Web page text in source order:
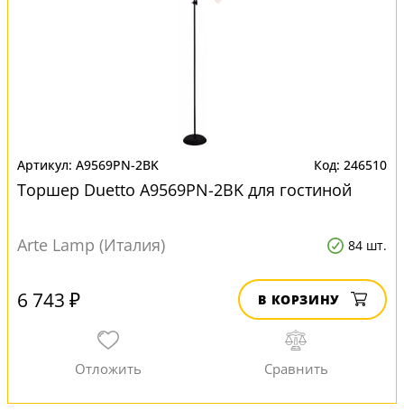
A9569PN-2BK 246510
Торшер Duetto A9569PN-2BK для гостиной
Arte Lamp (Италия) 84 шт.
6 743 ₽ В КОРЗИНУ